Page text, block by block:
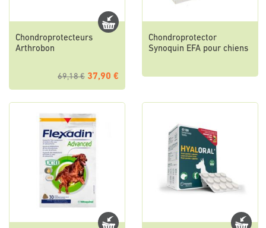
Chondroprotecteurs
Arthrobon
69,18 € 37,90 €
Chondroprotector
Synoquin EFA pour chiens